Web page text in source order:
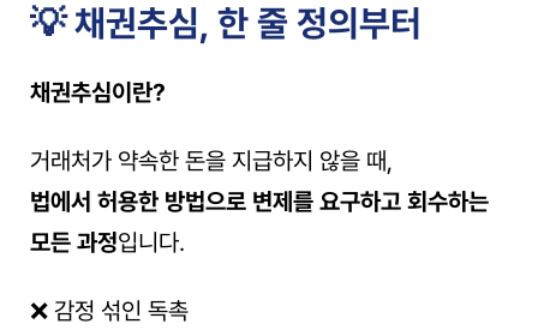
💡 채권추심, 한 줄 정의부터
채권추심이란?
거래처가 약속한 돈을 지급하지 않을 때,
법에서 허용한 방법으로 변제를 요구하고 회수하는
모든 과정입니다.
❌ 감정 섞인 독촉